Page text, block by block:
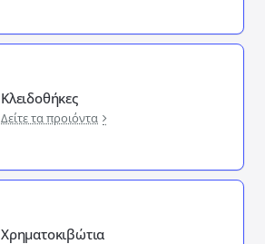
Κλειδοθήκες
Δείτε τα προιόντα
Χρηματοκιβώτια